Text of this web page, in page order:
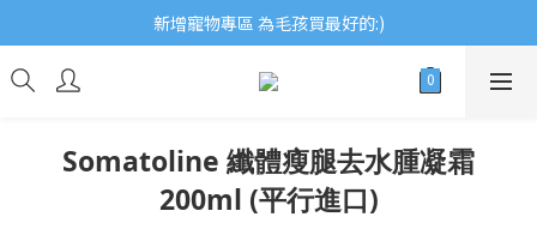
歡迎瀏覽ECCB個人護理專家 嚴選優質品牌
新增寵物專區 為毛孩買最好的:)
歡迎瀏覽ECCB個人護理專家 嚴選優質品牌
Somatoline 纖體瘦腿去水腫凝霜
200ml (平行進口)